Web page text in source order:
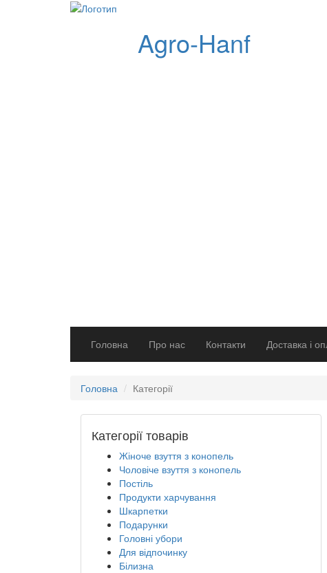
Agro-Hanf
Головна
Про нас Контакти Доставка і
Головна Категорії
Категорії товарів
Жіноче взуття з конопель
Чоловіче взуття з конопель
Постіль
Продукти харчування
Шкарпетки
Подарунки
Головні убори
Для відпочинку
Білизна